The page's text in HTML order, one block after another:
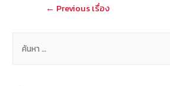
แนะแนว
← Previous เรื่อง